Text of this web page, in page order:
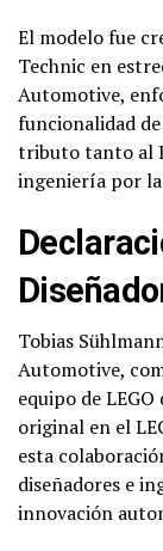
El modelo fue
Technic en
Automotive,
funcionalidad
tributo tanto al
ingeniería por
Tobias
Automotive,
equipo de
original en el
esta
diseñadores e
innovación